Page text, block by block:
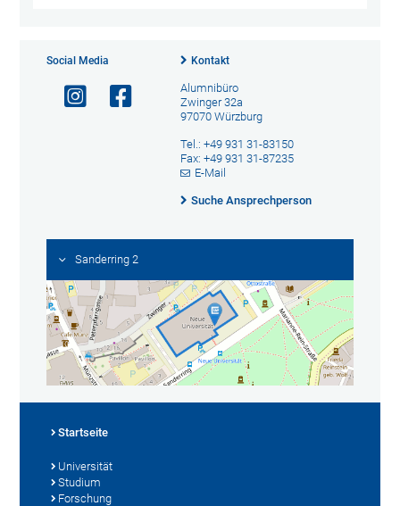
Social Media Kontakt
Alumnibüro
Zwinger 32a
97070 Würzburg
Tel.: +49 931 31-83150
Fax: +49 931 31-87235
E-Mail
Suche Ansprechperson
Sanderring 2
Startseite
Universität
Studium
Forschung